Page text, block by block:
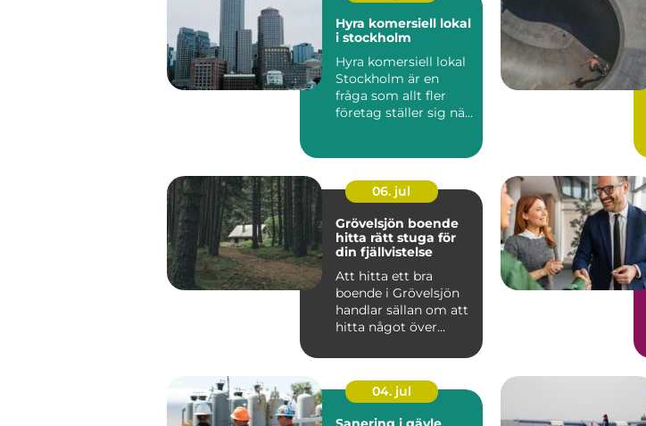
Hyra komersiell lokal
i stockholm
Hyra komersiell lokal
Stockholm är en
fråga som allt fler
företag ställer sig när
06. jul
Grövelsjön boende
hitta rätt stuga för
din fjällvistelse
Att hitta ett bra
boende i Grövelsjön
handlar sällan om att
hitta något över
at...
04. jul